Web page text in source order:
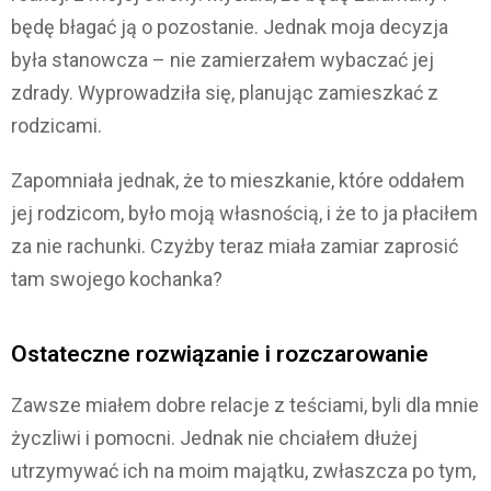
będę błagać ją o pozostanie. Jednak moja decyzja
była stanowcza – nie zamierzałem wybaczać jej
zdrady. Wyprowadziła się, planując zamieszkać z
rodzicami.
Zapomniała jednak, że to mieszkanie, które oddałem
jej rodzicom, było moją własnością, i że to ja płaciłem
za nie rachunki. Czyżby teraz miała zamiar zaprosić
tam swojego kochanka?
Ostateczne rozwiązanie i rozczarowanie
Zawsze miałem dobre relacje z teściami, byli dla mnie
życzliwi i pomocni. Jednak nie chciałem dłużej
utrzymywać ich na moim majątku, zwłaszcza po tym,